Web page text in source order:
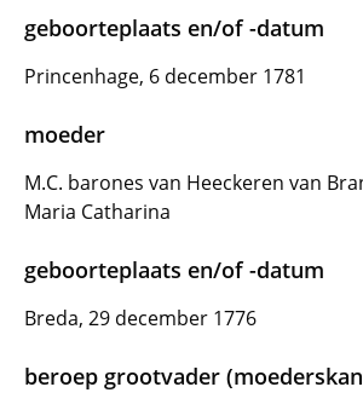
geboorteplaats en/of -datum
Princenhage, 6 december 1781
moeder
M.C. barones van Heeckeren van
Maria Catharina
geboorteplaats en/of -datum
Breda, 29 december 1776
beroep grootvader